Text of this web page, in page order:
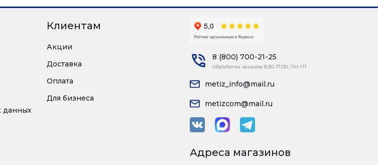
данных
Клиентам
Акции
Доставка
Оплата
Для бизнеса
8 (800) 700-21-25
обработка заказов 8:30-17:00, ПН-ПТ
metiz_info@mail.ru
metizcom@mail.ru
Адреса магазинов